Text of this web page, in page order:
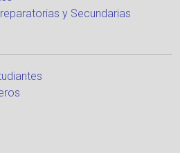
y Secundarias